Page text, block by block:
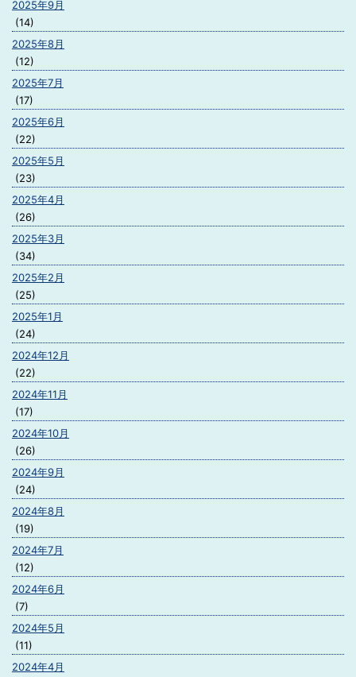
2025年9月
(14)
2025年8月
(12)
2025年7月
(17)
2025年6月
(22)
2025年5月
(23)
2025年4月
(26)
2025年3月
(34)
2025年2月
(25)
2025年1月
(24)
2024年12月
(22)
2024年11月
(17)
2024年10月
(26)
2024年9月
(24)
2024年8月
(19)
2024年7月
(12)
2024年6月
(7)
2024年5月
(11)
2024年4月